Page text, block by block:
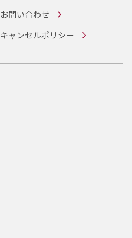
お問い合わせ
キャンセルポリシー